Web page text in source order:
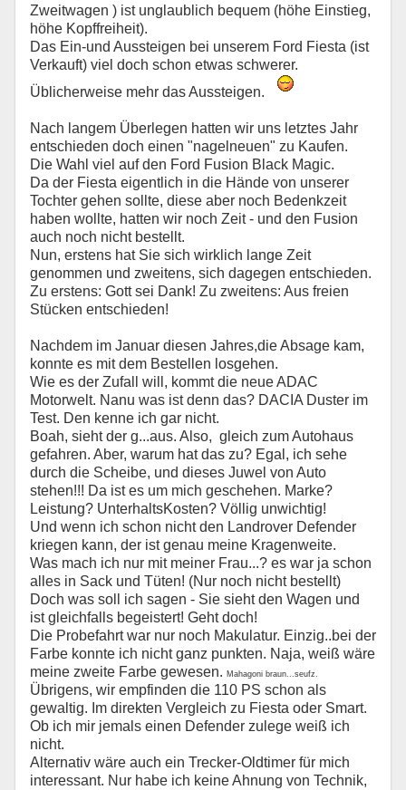
Zweitwagen ) ist unglaublich bequem (höhe Einstieg,
höhe Kopffreiheit).
Das Ein-und Aussteigen bei unserem Ford Fiesta (ist
Verkauft) viel doch schon etwas schwerer.
Üblicherweise mehr das Aussteigen.
Nach langem Überlegen hatten wir uns letztes Jahr
entschieden doch einen "nagelneuen" zu Kaufen.
Die Wahl viel auf den Ford Fusion Black Magic.
Da der Fiesta eigentlich in die Hände von unserer
Tochter gehen sollte, diese aber noch Bedenkzeit
haben wollte, hatten wir noch Zeit - und den Fusion
auch noch nicht bestellt.
Nun, erstens hat Sie sich wirklich lange Zeit
genommen und zweitens, sich dagegen entschieden.
Zu erstens: Gott sei Dank! Zu zweitens: Aus freien
Stücken entschieden!
Nachdem im Januar diesen Jahres,die Absage kam,
konnte es mit dem Bestellen losgehen.
Wie es der Zufall will, kommt die neue ADAC
Motorwelt. Nanu was ist denn das? DACIA Duster im
Test. Den kenne ich gar nicht.
Boah, sieht der g...aus. Also, gleich zum Autohaus
gefahren. Aber, warum hat das zu? Egal, ich sehe
durch die Scheibe, und dieses Juwel von Auto
stehen!!! Da ist es um mich geschehen. Marke?
Leistung? UnterhaltsKosten? Völlig unwichtig!
Und wenn ich schon nicht den Landrover Defender
kriegen kann, der ist genau meine Kragenweite.
Was mach ich nur mit meiner Frau...? es war ja schon
alles in Sack und Tüten! (Nur noch nicht bestellt)
Doch was soll ich sagen - Sie sieht den Wagen und
ist gleichfalls begeistert! Geht doch!
Die Probefahrt war nur noch Makulatur. Einzig..bei der
Farbe konnte ich nicht ganz punkten. Naja, weiß wäre
meine zweite Farbe gewesen. Mahagoni braun...seufz.
Übrigens, wir empfinden die 110 PS schon als
gewaltig. Im direkten Vergleich zu Fiesta oder Smart.
Ob ich mir jemals einen Defender zulege weiß ich
nicht.
Alternativ wäre auch ein Trecker-Oldtimer für mich
interessant. Nur habe ich keine Ahnung von Technik,